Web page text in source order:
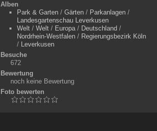
Alben
Park & Garten/ Gärten/ Parkanlagen/
Landesgartenschau Leverkusen
Welt/ Welt/ Europa/ Deutschland /
Nordrhein-Westfalen/ Regierungsbezirk Köln
/ Leverkusen
Besuche
672
Bewertung
noch keine Bewertung
Foto bewerten